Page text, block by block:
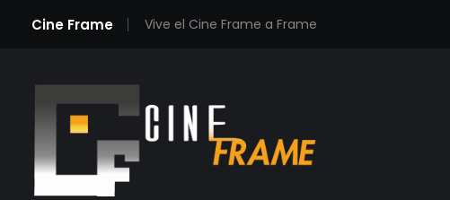
Cine Frame Vive el Cine Frame a Frame